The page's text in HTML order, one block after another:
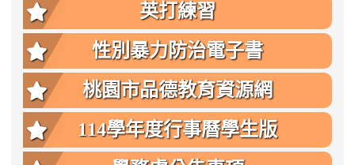
英打練習
性別暴力防治電子書
桃園市品德教育資源網
114學年度行事曆學生版